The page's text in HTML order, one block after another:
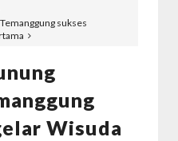
sukses
Wisuda